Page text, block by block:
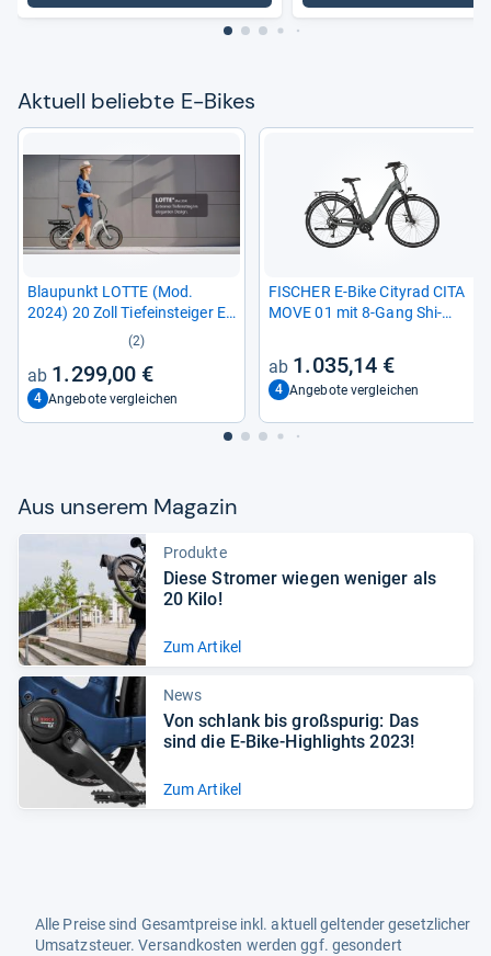
Aktu­ell beliebte E-​Bikes
Blau­punkt LOTTE (Mod.
2024) 20 Zoll Tiefein­stei­ger E-​
(2)
1.299,00 €
4 Angebote vergleichen
FISCHER E-​Bike City­rad CITA
MOVE 01 mit 8-​Gang Shi­
1.035,14 €
4 Angebote vergleichen
Aus unse­rem Maga­zin
Produkte
Diese Stro­mer wie­gen weni­ger als
20 Kilo!
Zum Artikel
News
Von schlank bis groß­spu­rig: Das
sind die E-​Bike-​High­lights 2023!
Zum Artikel
Alle Preise sind Gesamtpreise inkl. aktuell geltender gesetzlicher
Umsatzsteuer. Versandkosten werden ggf. gesondert